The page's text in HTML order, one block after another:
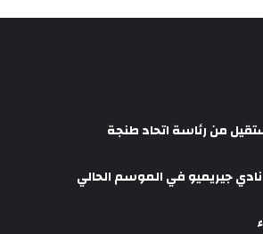
من رئاسة اتحاد طنجة
جيريميو في الموسم الحالي